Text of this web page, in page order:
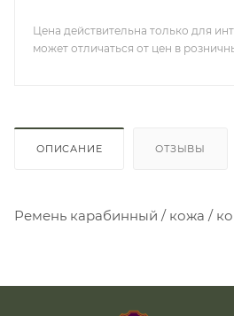
Цена действительна только для
может отличаться от цен в
ОПИСАНИЕ ОТЗЫВЫ
Ремень карабинный / кожа /